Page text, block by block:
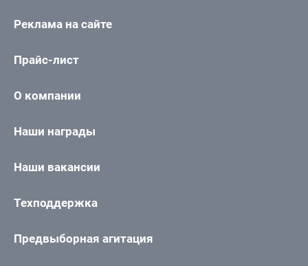
Реклама на сайте
Прайс-лист
О компании
Наши награды
Наши вакансии
Техподдержка
Предвыборная агитация